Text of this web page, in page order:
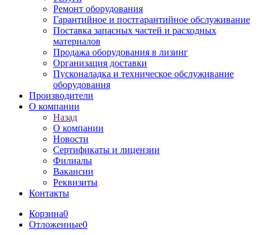
Ремонт оборудования
Гарантийное и постгарантийное обслуживание
Поставка запасных частей и расходных
материалов
Продажа оборудования в лизинг
Организация доставки
Пусконаладка и техническое обслуживание
оборудования
Производители
О компании
Назад
О компании
Новости
Сертификаты и лицензии
Филиалы
Вакансии
Реквизиты
Контакты
Корзина0
Отложенные0